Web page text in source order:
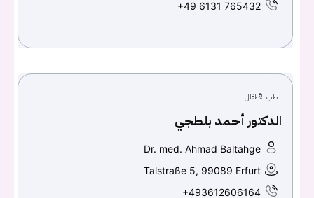
تسجيل الدخول
+49 6131 765432
طب الأطفال
الدكتور أحمد بلطجي
Dr. med. Ahmad Baltahge
Talstraße 5, 99089 Erfurt
+493612606164